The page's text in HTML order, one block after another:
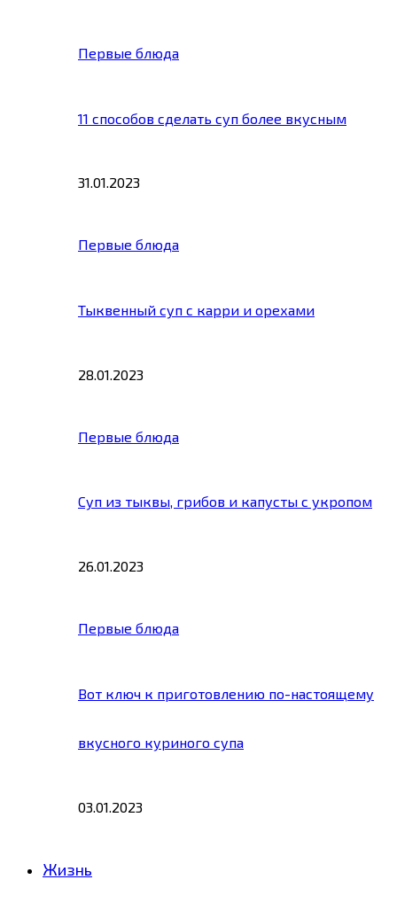
Первые блюда
11 способов сделать суп более вкусным
31.01.2023
Первые блюда
Тыквенный суп с карри и орехами
28.01.2023
Первые блюда
Суп из тыквы, грибов и капусты с укропом
26.01.2023
Первые блюда
Вот ключ к приготовлению по-настоящему
вкусного куриного супа
03.01.2023
Жизнь